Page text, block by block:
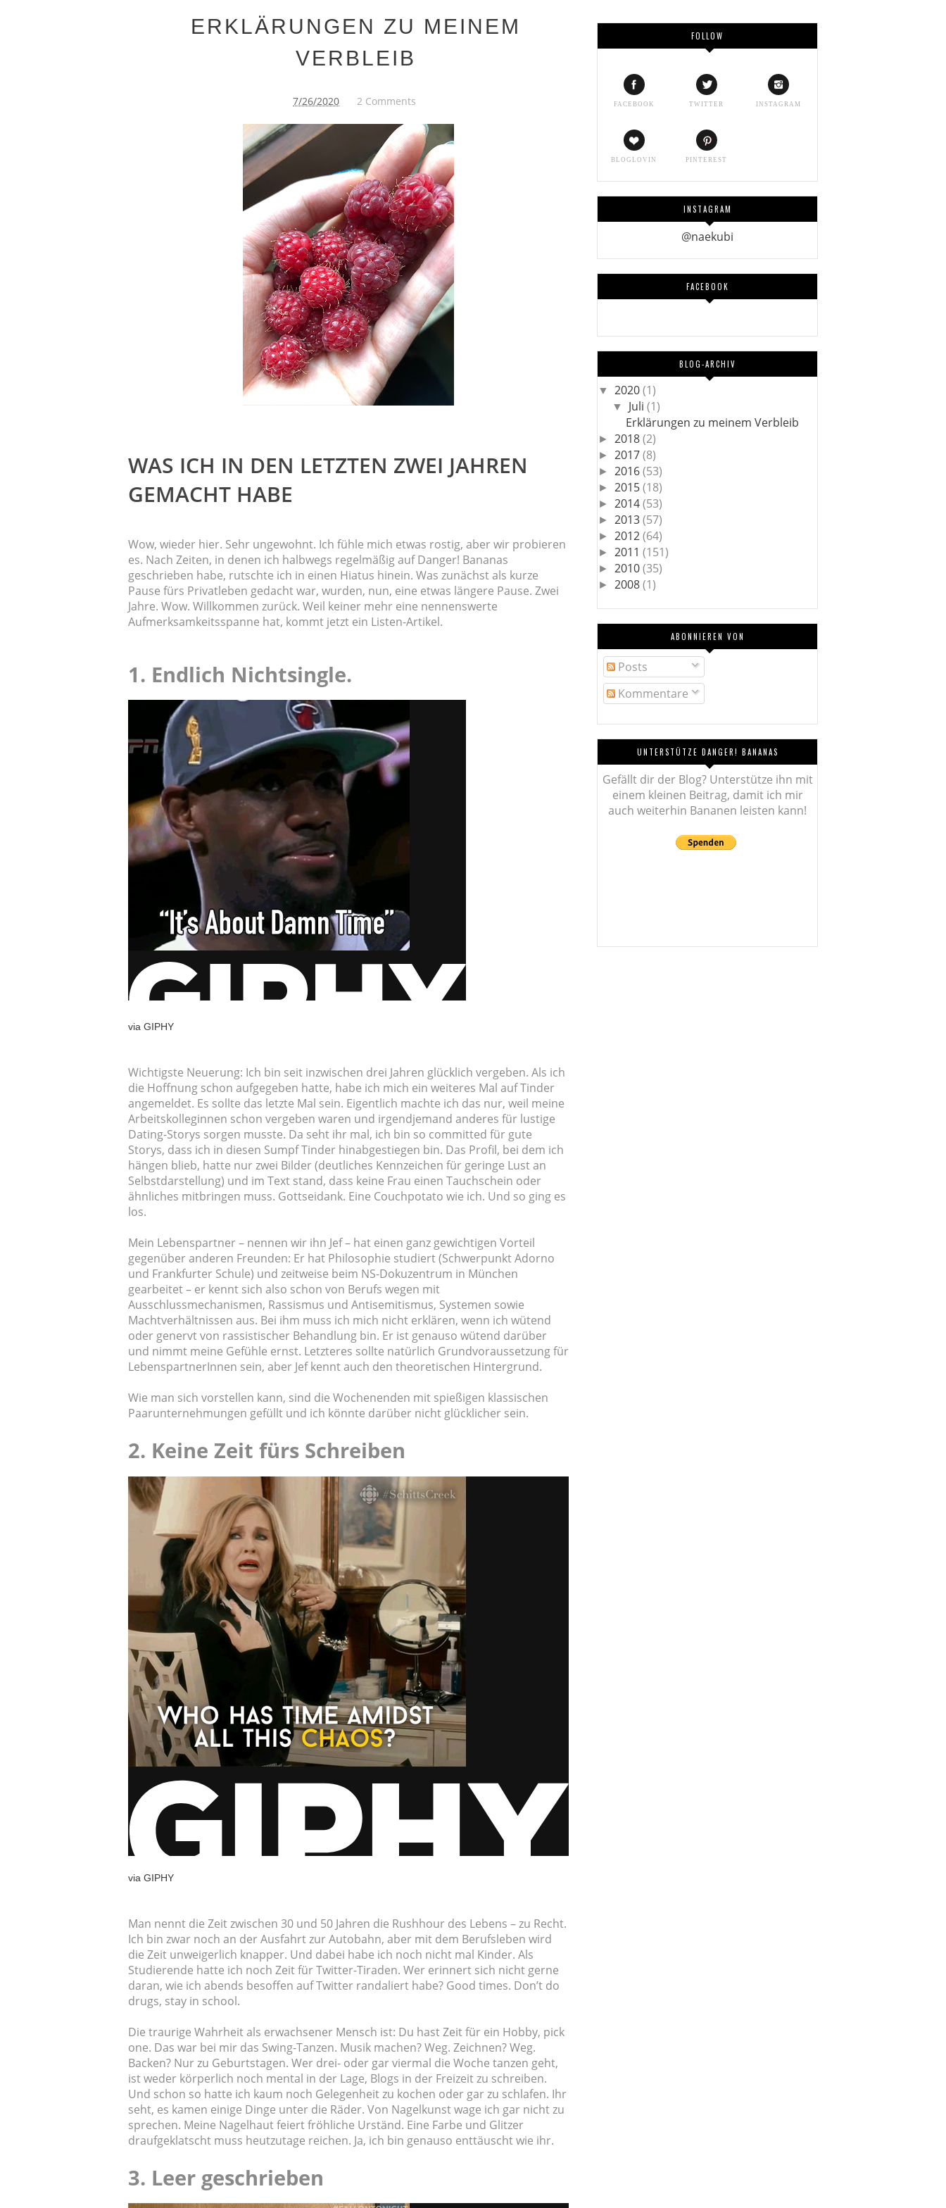
ERKLÄRUNGEN ZU MEINEM
VERBLEIB
7/26/2020 2 Comments
WAS ICH IN DEN LETZTEN ZWEI JAHREN
GEMACHT HABE
Wow, wieder hier. Sehr ungewohnt. Ich fühle mich etwas rostig, aber wir probieren
es. Nach Zeiten, in denen ich halbwegs regelmäßig auf Danger! Bananas
geschrieben habe, rutschte ich in einen Hiatus hinein. Was zunächst als kurze
Pause fürs Privatleben gedacht war, wurden, nun, eine etwas längere Pause. Zwei
Jahre. Wow. Willkommen zurück. Weil keiner mehr eine nennenswerte
Aufmerksamkeitsspanne hat, kommt jetzt ein Listen-Artikel.
1. Endlich Nichtsingle.
via GIPHY
Wichtigste Neuerung: Ich bin seit inzwischen drei Jahren glücklich vergeben. Als ich
die Hoffnung schon aufgegeben hatte, habe ich mich ein weiteres Mal auf Tinder
angemeldet. Es sollte das letzte Mal sein. Eigentlich machte ich das nur, weil meine
Arbeitskolleginnen schon vergeben waren und irgendjemand anderes für lustige
Dating-Storys sorgen musste. Da seht ihr mal, ich bin so committed für gute
Storys, dass ich in diesen Sumpf Tinder hinabgestiegen bin. Das Profil, bei dem ich
hängen blieb, hatte nur zwei Bilder (deutliches Kennzeichen für geringe Lust an
Selbstdarstellung) und im Text stand, dass keine Frau einen Tauchschein oder
ähnliches mitbringen muss. Gottseidank. Eine Couchpotato wie ich. Und so ging es
los.
Mein Lebenspartner – nennen wir ihn Jef – hat einen ganz gewichtigen Vorteil
gegenüber anderen Freunden: Er hat Philosophie studiert (Schwerpunkt Adorno
und Frankfurter Schule) und zeitweise beim NS-Dokuzentrum in München
gearbeitet – er kennt sich also schon von Berufs wegen mit
Ausschlussmechanismen, Rassismus und Antisemitismus, Systemen sowie
Machtverhältnissen aus. Bei ihm muss ich mich nicht erklären, wenn ich wütend
oder genervt von rassistischer Behandlung bin. Er ist genauso wütend darüber
und nimmt meine Gefühle ernst. Letzteres sollte natürlich Grundvoraussetzung für
LebenspartnerInnen sein, aber Jef kennt auch den theoretischen Hintergrund.
Wie man sich vorstellen kann, sind die Wochenenden mit spießigen klassischen
Paarunternehmungen gefüllt und ich könnte darüber nicht glücklicher sein.
2. Keine Zeit fürs Schreiben
via GIPHY
Man nennt die Zeit zwischen 30 und 50 Jahren die Rushhour des Lebens – zu Recht.
Ich bin zwar noch an der Ausfahrt zur Autobahn, aber mit dem Berufsleben wird
die Zeit unweigerlich knapper. Und dabei habe ich noch nicht mal Kinder. Als
Studierende hatte ich noch Zeit für Twitter-Tiraden. Wer erinnert sich nicht gerne
daran, wie ich abends besoffen auf Twitter randaliert habe? Good times. Don’t do
drugs, stay in school.
Die traurige Wahrheit als erwachsener Mensch ist: Du hast Zeit für ein Hobby, pick
one. Das war bei mir das Swing-Tanzen. Musik machen? Weg. Zeichnen? Weg.
Backen? Nur zu Geburtstagen. Wer drei- oder gar viermal die Woche tanzen geht,
ist weder körperlich noch mental in der Lage, Blogs in der Freizeit zu schreiben.
Und schon so hatte ich kaum noch Gelegenheit zu kochen oder gar zu schlafen. Ihr
seht, es kamen einige Dinge unter die Räder. Von Nagelkunst wage ich gar nicht zu
sprechen. Meine Nagelhaut feiert fröhliche Urständ. Eine Farbe und Glitzer
draufgeklatscht muss heutzutage reichen. Ja, ich bin genauso enttäuscht wie ihr.
3. Leer geschrieben
FOLLOW
FACEBOOK TWITTER INSTAGRAM
BLOGLOVIN PINTEREST
INSTAGRAM
@naekubi
FACEBOOK
BLOG-ARCHIV
▼ 2020(1)
▼ Juli (1)
Erklärungen zu meinem Verbleib
► 2018(2)
► 2017(8)
► 2016(53)
► 2015(18)
► 2014(53)
► 2013(57)
► 2012(64)
► 2011(151)
► 2010(35)
► 2008(1)
ABONNIEREN VON
Posts
Kommentare
UNTERSTÜTZE DANGER! BANANAS
Gefällt dir der Blog? Unterstütze ihn mit
einem kleinen Beitrag, damit ich mir
auch weiterhin Bananen leisten kann!